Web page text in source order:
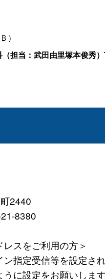
）
担当：武田由里塚本俊秀
2440
8380
スをご利用の方＞
定受信等を設定され
に設定をお願いします